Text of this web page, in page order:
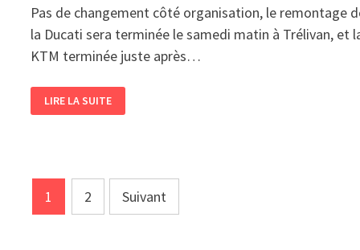
Pas de changement côté organisation, le remontage
la Ducati sera terminée le samedi matin à Trélivan, et
KTM terminée juste après…
DEUXIÈME
COURSE
MYTHE
LIRE LA SUITE
Pagination
des
1 2 Suivant